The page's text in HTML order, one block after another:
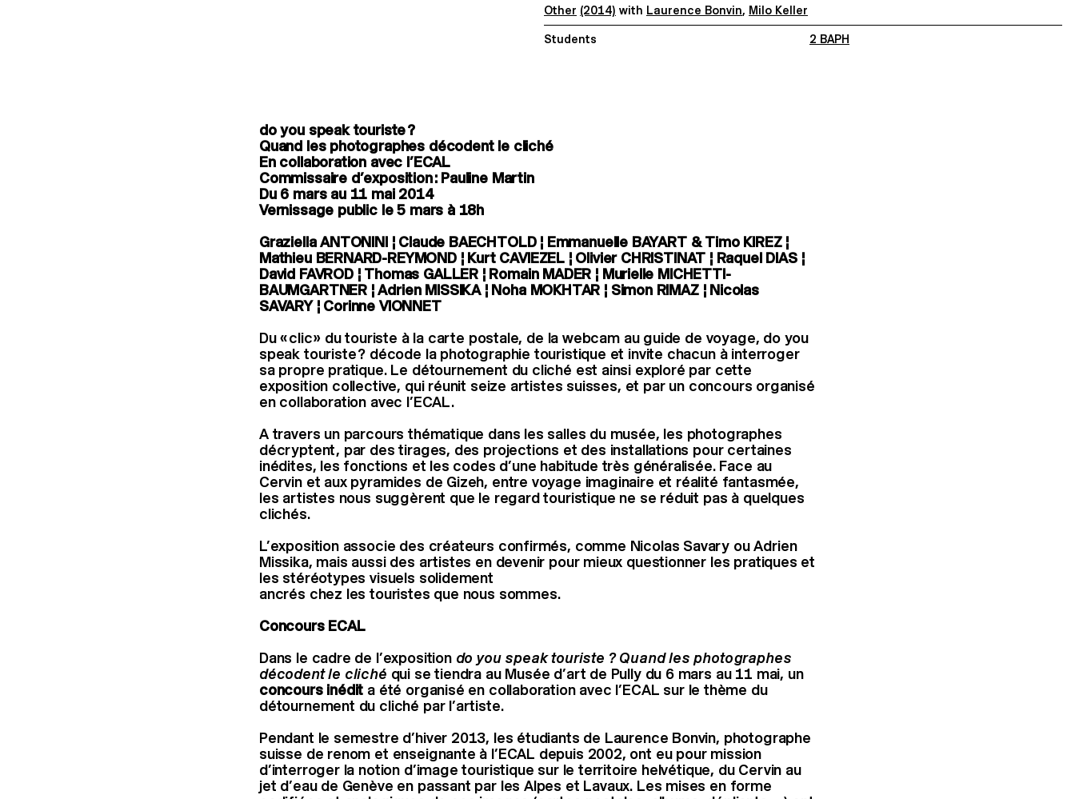
Other (2014) with Laurence Bonvin, Milo Keller
Students 2 BAPH
do you speak touriste ?
Quand les photographes décodent le cliché
En collaboration avec l’ECAL
Commissaire d’exposition : Pauline Martin
Du 6 mars au 11 mai 2014
Vernissage public le 5 mars à 18h
Graziella ANTONINI ¦ Claude BAECHTOLD ¦ Emmanuelle BAYART & Timo KIREZ ¦
Mathieu BERNARD-REYMOND ¦ Kurt CAVIEZEL ¦ Olivier CHRISTINAT ¦ Raquel DIAS ¦
David FAVROD ¦ Thomas GALLER ¦ Romain MADER ¦ Murielle MICHETTI-
BAUMGARTNER ¦ Adrien MISSIKA ¦ Noha MOKHTAR ¦ Simon RIMAZ ¦ Nicolas
SAVARY ¦ Corinne VIONNET
Du « clic » du touriste à la carte postale, de la webcam au guide de voyage, do you
speak touriste ? décode la photographie touristique et invite chacun à interroger
sa propre pratique. Le détournement du cliché est ainsi exploré par cette
exposition collective, qui réunit seize artistes suisses, et par un concours organisé
en collaboration avec l’ECAL.
A travers un parcours thématique dans les salles du musée, les photographes
décryptent, par des tirages, des projections et des installations pour certaines
inédites, les fonctions et les codes d’une habitude très généralisée. Face au
Cervin et aux pyramides de Gizeh, entre voyage imaginaire et réalité fantasmée,
les artistes nous suggèrent que le regard touristique ne se réduit pas à quelques
clichés.
L’exposition associe des créateurs confirmés, comme Nicolas Savary ou Adrien
Missika, mais aussi des artistes en devenir pour mieux questionner les pratiques et
les stéréotypes visuels solidement
ancrés chez les touristes que nous sommes.
Concours ECAL
Dans le cadre de l’exposition do you speak touriste ? Quand les photographes
décodent le cliché qui se tiendra au Musée d’art de Pully du 6 mars au 11 mai, un
concours inédit a été organisé en collaboration avec l’ECAL sur le thème du
détournement du cliché par l’artiste.
Pendant le semestre d’hiver 2013, les étudiants de Laurence Bonvin, photographe
suisse de renom et enseignante à l’ECAL depuis 2002, ont eu pour mission
d’interroger la notion d’image touristique sur le territoire helvétique, du Cervin au
jet d’eau de Genève en passant par les Alpes et Lavaux. Les mises en forme